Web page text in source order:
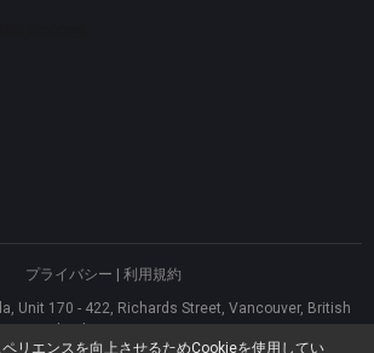
リエンスを向上させるためCookieを使用してい
プライバシー
利用規約
Unit 170 - 422, Richards Street, Vancouver, British